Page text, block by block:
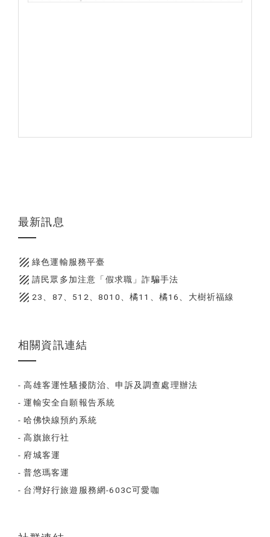
最新訊息
texture 綠色運輸服務平臺
texture 請民眾多加注意「假求職」詐騙手法
texture 23、87、512、8010、橘11、橘16、大樹祈福線
相關資訊連結
- 高雄客運性騷擾防治、申訴及調查處理辦法
- 運輸安全自願報告系統
- 哈佛快線預約系統
- 高旗旅行社
- 府城客運
- 普悠瑪客運
- 台灣好行旅遊服務網-603C可愛咖